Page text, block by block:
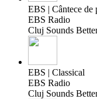
EBS | Cântece de
EBS Radio
Cluj Sounds
EBS | Classical
EBS Radio
Cluj Sounds